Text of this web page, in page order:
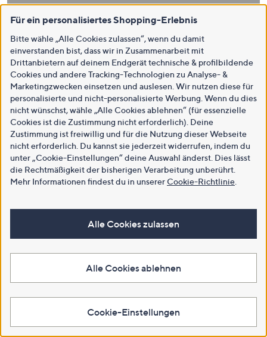
Für ein personalisiertes Shopping-Erlebnis
Bitte wähle „Alle Cookies zulassen“, wenn du damit
einverstanden bist, dass wir in Zusammenarbeit mit
Drittanbietern auf deinem Endgerät technische & profilbildende
Cookies und andere Tracking-Technologien zu Analyse- &
Marketingzwecken einsetzen und auslesen. Wir nutzen diese für
personalisierte und nicht-personalisierte Werbung. Wenn du dies
nicht wünschst, wähle „Alle Cookies ablehnen“ (für essenzielle
Cookies ist die Zustimmung nicht erforderlich). Deine
Zustimmung ist freiwillig und für die Nutzung dieser Webseite
nicht erforderlich. Du kannst sie jederzeit widerrufen, indem du
unter „Cookie-Einstellungen“ deine Auswahl änderst. Dies lässt
die Rechtmäßigkeit der bisherigen Verarbeitung unberührt.
Mehr Informationen findest du in unsererCookie-Richtlinie
Alle Cookies zulassen
Alle Cookies ablehnen
Cookie-Einstellungen